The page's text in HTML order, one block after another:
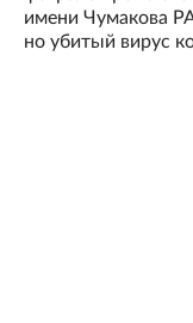
имени Чумакова
но убитый вирус